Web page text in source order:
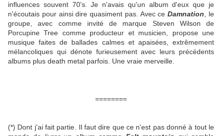
influences souvent 70's. Je n'avais qu'un album d'eux que je
n'écoutais pour ainsi dire quasiment pas. Avec ceDamnation , le
groupe, avec comme invité de marque Steven Wilson de
Porcupine Tree comme producteur et musicien, propose une
musique faites de ballades calmes et apaisées, extrêmement
mélancoliques qui dénote furieusement avec leurs précédents
albums plus death metal parfois. Une vraie merveille.
========
(*) Dont j'ai fait partie. Il faut dire que ce n'est pas donné à tout le